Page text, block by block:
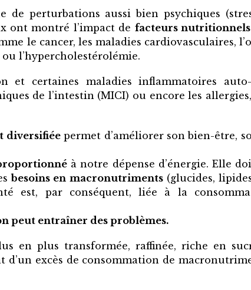
perturbations aussi bien psychiques
ont montré l’impact de facteurs nutritionnels
le cancer, les maladies cardiovasculaires,
l’hypercholestérolémie.
certaines maladies inflammatoires
de l’intestin (MICI) ou encore les
diversifiéepermet d’améliorer son bien-être,
à notre dépense d’énergie. Elle
besoins en macronutriments(glucides,
est, par conséquent, liée à la
peut entraîner des problèmes.
en plus transformée, raffinée, riche en
excès de consommation de